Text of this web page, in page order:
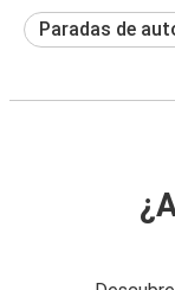
Paradas de